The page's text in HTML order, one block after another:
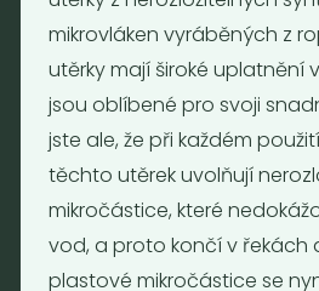
Pondělí - Pátek 12:00 - 19:30
Neděle - zavřeno
Provozní informace
Obchodní podmínky
Reklamační formulář
GDPR
mikrovláken vyráběných z
utěrky mají široké uplatnění
jsou oblíbené pro svoji
jste ale, že při každém
těchto utěrek uvolňují
mikročástice, které
vod, a proto končí v řekách
plastové mikročástice se